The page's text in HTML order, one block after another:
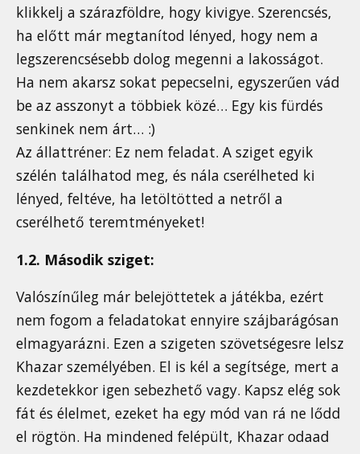
klikkelj a szárazföldre, hogy kivigye. Szerencsés,
ha előtt már megtanítod lényed, hogy nem a
legszerencsésebb dolog megenni a lakosságot.
Ha nem akarsz sokat pepecselni, egyszerűen vád
be az asszonyt a többiek közé… Egy kis fürdés
senkinek nem árt… :)
Az állattréner: Ez nem feladat. A sziget egyik
szélén találhatod meg, és nála cserélheted ki
lényed, feltéve, ha letöltötted a netről a
cserélhető teremtményeket!
1.2. Második sziget:
Valószínűleg már belejöttetek a játékba, ezért
nem fogom a feladatokat ennyire szájbarágósan
elmagyarázni. Ezen a szigeten szövetségesre lelsz
Khazar személyében. El is kél a segítsége, mert a
kezdetekkor igen sebezhető vagy. Kapsz elég sok
fát és élelmet, ezeket ha egy mód van rá ne lődd
el rögtön. Ha mindened felépült, Khazar odaad